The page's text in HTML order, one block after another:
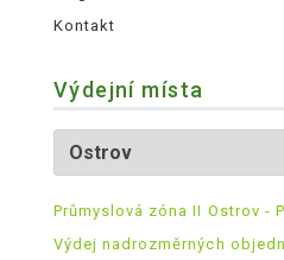
Kontakt
Výdejní místa
Průmyslová zóna II Ostrov -
Výdej nadrozměrných